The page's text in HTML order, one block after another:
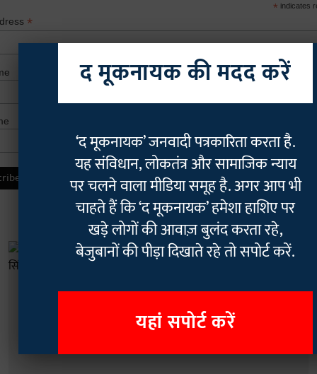
* indicates
*
द मूकनायक की मदद करें
‘द मूकनायक’ जनवादी पत्रकारिता करता है.
यह संविधान, लोकतंत्र और सामाजिक न्याय
पर चलने वाला मीडिया समूह है. अगर आप भी
चाहते हैं कि ‘द मूकनायक’ हमेशा हाशिए पर
खड़े लोगों की आवाज़ बुलंद करता रहे,
बेजुबानों की पीड़ा दिखाते रहे तो सपोर्ट करें.
यहां सपोर्ट करें